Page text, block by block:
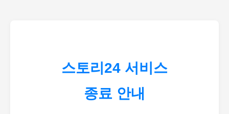
스토리24 서비스
종료 안내